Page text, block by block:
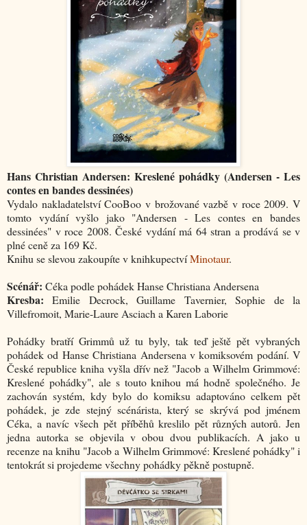
Hans Christian Andersen: Kreslené pohádky (Andersen - Les
contes en bandes dessinées)
Vydalo nakladatelství CooBoo v brožované vazbě v roce 2009. V
tomto vydání vyšlo jako "Andersen - Les contes en bandes
dessinées" v roce 2008. České vydání má 64 stran a prodává se v
plné ceně za 169 Kč.
Knihu se slevou zakoupíte v knihkupectvíMinotaur.
Scénář: Céka podle pohádek Hanse Christiana Andersena
Kresba:Emilie Decrock, Guillame Tavernier, Sophie de la
Villefromoit, Marie-Laure Asciach a Karen Laborie
Pohádky bratří Grimmů už tu byly, tak teď ještě pět vybraných
pohádek od Hanse Christiana Andersena v komiksovém podání. V
České republice kniha vyšla dřív než "Jacob a Wilhelm Grimmové:
Kreslené pohádky", ale s touto knihou má hodně společného. Je
zachován systém, kdy bylo do komiksu adaptováno celkem pět
pohádek, je zde stejný scénárista, který se skrývá pod jménem
Céka, a navíc všech pět příběhů kreslilo pět různých autorů. Jen
jedna autorka se objevila v obou dvou publikacích. A jako u
recenze na knihu "Jacob a Wilhelm Grimmové: Kreslené pohádky" i
tentokrát si projedeme všechny pohádky pěkně postupně.